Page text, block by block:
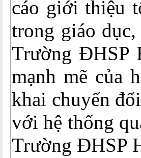
cáo giới thiệu
trong giáo
Trường ĐHSP
mạnh mẽ của
khai chuyển
với hệ thống
Trường ĐHSP